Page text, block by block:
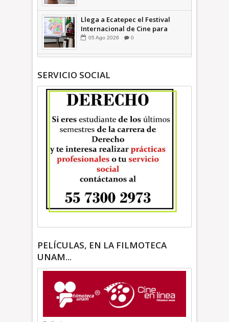
Llega a Ecatepec el Festival
Internacional de Cine para
Niños (… y no tan Niños) +Video
05 Ago 2026 0
SERVICIO SOCIAL
PELÍCULAS, EN LA FILMOTECA
UNAM...